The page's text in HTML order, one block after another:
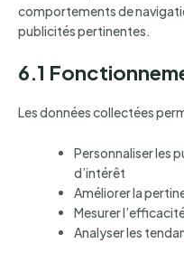
comportements de
publicités pertinentes.
6.1
Les données collectées
Personnaliser les
d’intérêt
Améliorer la
Mesurer
Analyser les